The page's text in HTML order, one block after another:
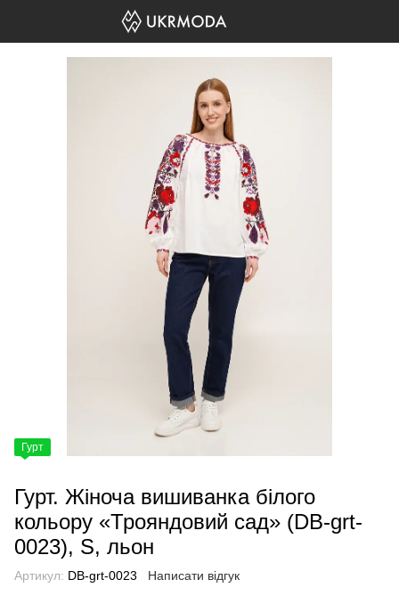
Гурт
Гурт. Жіноча вишиванка білого
кольору «Трояндовий сад» (DB-grt-
0023), S, льон
Артикул: DB-grt-0023 Написати відгук